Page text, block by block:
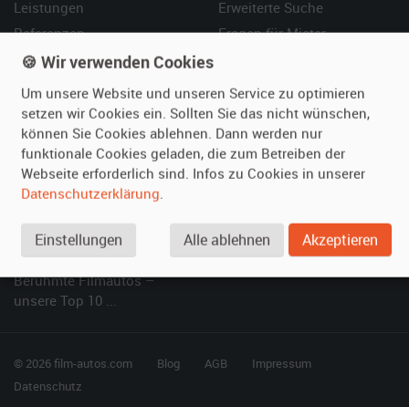
Leistungen
Referenzen
Kundenmeinungen
Erweiterte Suche
Fragen für Mieter
Vermieten
Oldtimer anmelden
Fotos senden
Fragen für Vermieter
Hilfe
Häufige Fragen (FAQ)
So funktioniert's
SPECIAL
Berühmte Filmautos –
unsere Top 10 ...
© 2026 film-autos.com Blog AGB
Impressum
Datenschutz
🍪 Wir verwenden Cookies
Um unsere Website und unseren Service zu optimieren
setzen wir Cookies ein. Sollten Sie das nicht wünschen,
können Sie Cookies ablehnen. Dann werden nur
funktionale Cookies geladen, die zum Betreiben der
Webseite erforderlich sind. Infos zu Cookies in unserer
Datenschutzerklärung.
Einstellungen Alle ablehnen Akzeptieren